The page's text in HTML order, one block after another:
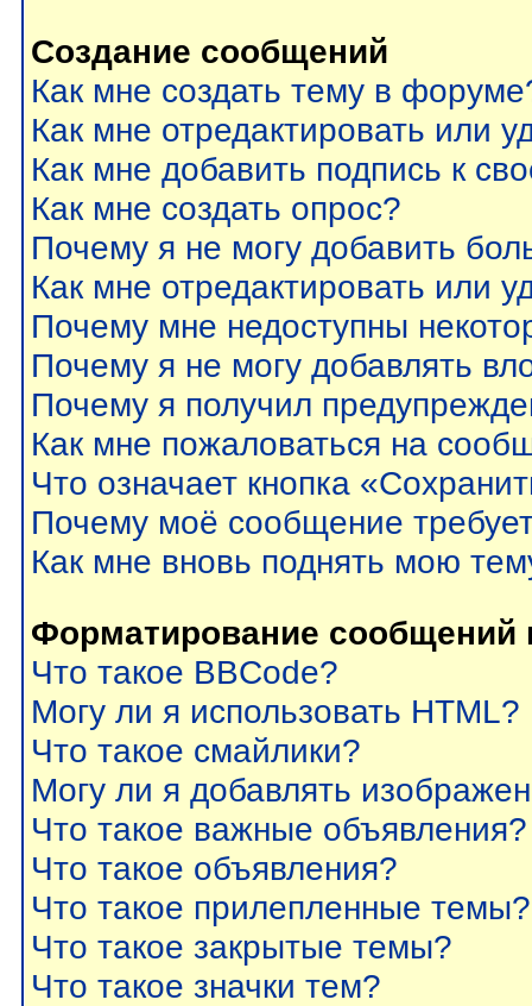
Создание сообщений
Как мне создать тему в
Как мне отредактировать или
Как мне добавить подпись к
Как мне создать опрос?
Почему я не могу добавить
Как мне отредактировать или
Почему мне недоступны
Почему я не могу добавлять
Почему я получил
Как мне пожаловаться на
Что означает кнопка
Почему моё сообщение
Как мне вновь поднять мою
Форматирование
Что такое BBCode?
Могу ли я использовать HTML?
Что такое смайлики?
Могу ли я добавлять
Что такое важные объявления?
Что такое объявления?
Что такое прилепленные темы?
Что такое закрытые темы?
Что такое значки тем?